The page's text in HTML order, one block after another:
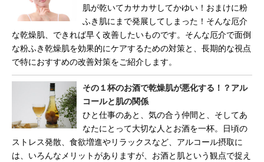
肌が乾いてカサカサしてかゆい！おまけに粉
ふき肌にまで発展してしまった！そんな厄介
な乾燥肌、できれば早く改善したいものです。そんな厄介で面倒
な粉ふき乾燥肌を効果的にケアするための対策と、長期的な視点
で特におすすめの改善対策をご紹介します。
その１杯のお酒で乾燥肌が悪化する！？アル
コールと肌の関係
ひと仕事のあと、気の合う仲間と、そしてあ
なたにとって大切な人とお酒を一杯。日頃の
ストレス発散、食欲増進やリラックスなど、アルコール摂取に
は、いろんなメリットがありますが、お酒と肌という観点で捉え